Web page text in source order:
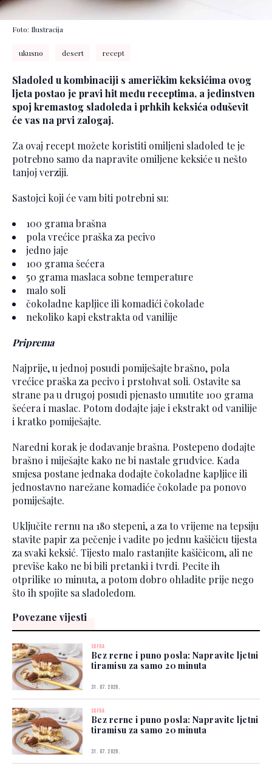
Foto: Ilustracija
ukusno desert recept
Sladoled u kombinaciji s američkim keksićima ovog
ljeta postao je pravi hit među receptima, a jedinstven
spoj kremastog sladoleda i prhkih keksića oduševit
će vas na prvi zalogaj.
Za ovaj recept možete koristiti omiljeni sladoled te je
potrebno samo da napravite omiljene keksiće u nešto
tanjoj verziji.
Sastojci koji će vam biti potrebni su:
100 grama brašna
pola vrećice praška za pecivo
jedno jaje
100 grama šećera
50 grama maslaca sobne temperature
malo soli
čokoladne kapljice ili komadići čokolade
nekoliko kapi ekstrakta od vanilije
Priprema
Najprije, u jednoj posudi pomiješajte brašno, pola
vrećice praška za pecivo i prstohvat soli. Ostavite sa
strane pa u drugoj posudi pjenasto umutite 100 grama
šećera i maslac. Potom dodajte jaje i ekstrakt od vanilije
i kratko pomiješajte.
Naredni korak je dodavanje brašna. Postepeno dodajte
brašno i miješajte kako ne bi nastale grudvice. Kada
smjesa postane jednaka dodajte čokoladne kapljice ili
jednostavno narežane komadiće čokolade pa ponovo
pomiješajte.
Uključite rernu na 180 stepeni, a za to vrijeme na tepsiju
stavite papir za pečenje i vadite po jednu kašičicu tijesta
za svaki keksić. Tijesto malo rastanjite kašičicom, ali ne
previše kako ne bi bili pretanki i tvrdi. Pecite ih
otprilike 10 minuta, a potom dobro ohladite prije nego
što ih spojite sa sladoledom.
Povezane vijesti
SOFRA
Bez rerne i puno posla: Napravite ljetni
tiramisu za samo 20 minuta
31. 07. 2026.
SOFRA
Bez rerne i puno posla: Napravite ljetni
tiramisu za samo 20 minuta
31. 07. 2026.